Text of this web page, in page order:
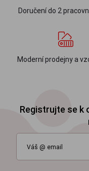
Doručení do 2
Moderní prodejny a
Registrujte se k